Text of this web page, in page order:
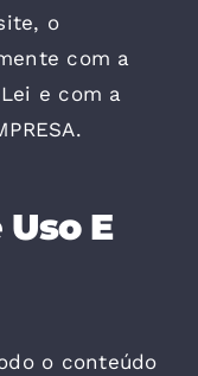
o
com a
e com a
E
o conteúdo